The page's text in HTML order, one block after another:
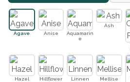
Agave Anise
Aquamarin
e
Ash
Hazel Hillflower Linnen Mellise